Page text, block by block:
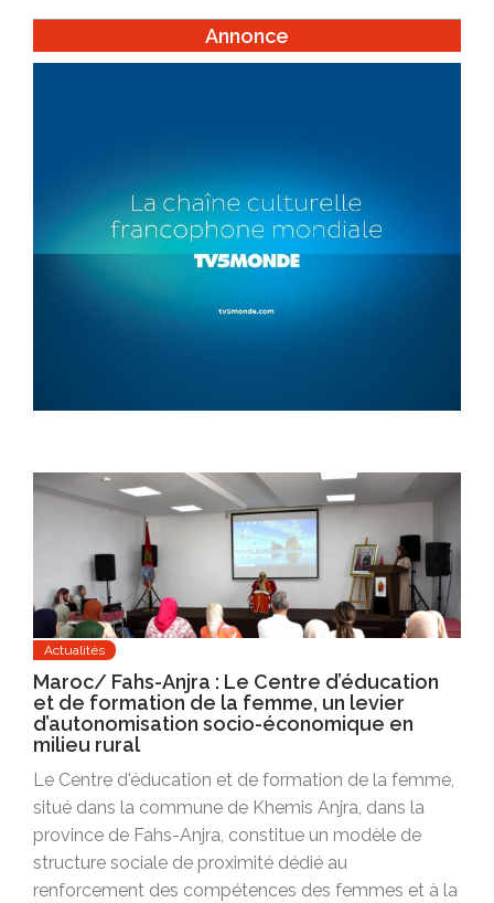
Annonce
Actualités
Maroc/ Fahs-Anjra : Le Centre d’éducation
et de formation de la femme, un levier
d’autonomisation socio-économique en
milieu rural
Le Centre d'éducation et de formation de la femme,
situé dans la commune de Khemis Anjra, dans la
province de Fahs-Anjra, constitue un modèle de
structure sociale de proximité dédié au
renforcement des compétences des femmes et à la